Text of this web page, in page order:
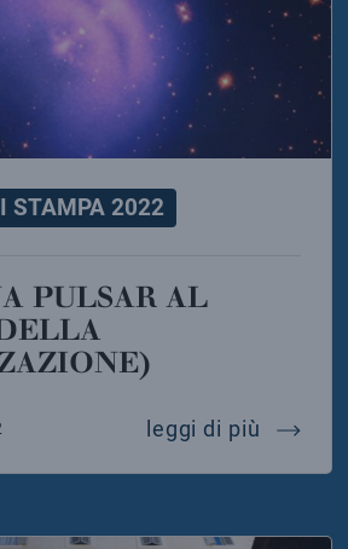
STAMPA 2022
leggi di più vela,